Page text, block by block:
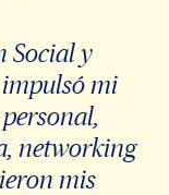
Social y
mi
networking
mis